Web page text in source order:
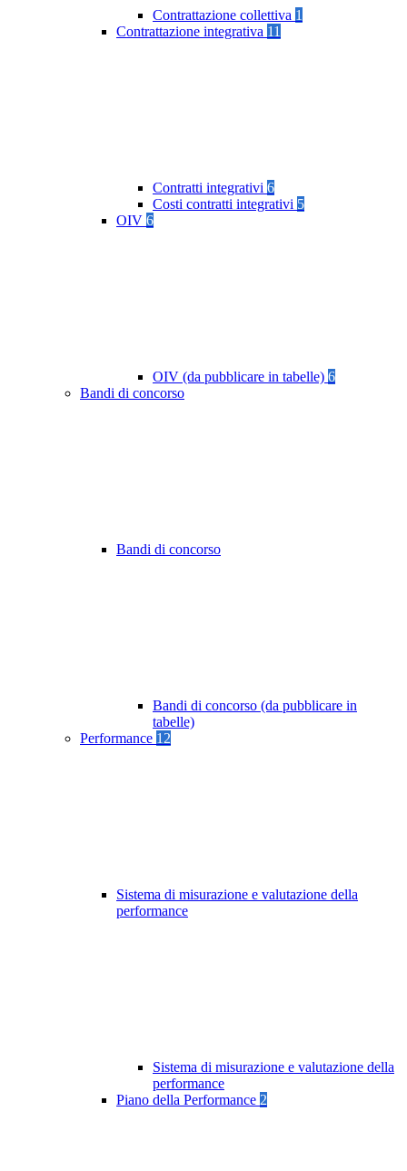
Contrattazione collettiva 1
Contrattazione integrativa 11
Contratti integrativi 6
Costi contratti integrativi 5
OIV 6
OIV (da pubblicare in tabelle) 6
Bandi di concorso
Bandi di concorso
Bandi di concorso (da pubblicare in
tabelle)
Performance 12
Sistema di misurazione e valutazione della
performance
Sistema di misurazione e valutazione della
performance
Piano della Performance 2